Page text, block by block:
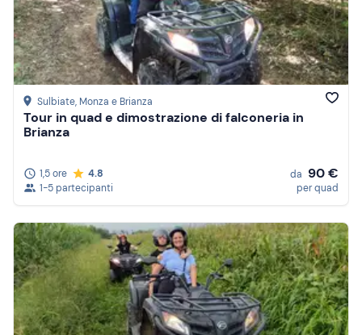
Sulbiate, Monza e Brianza
Tour in quad e dimostrazione di falconeria in
Brianza
1,5 ore
4.8
1-5 partecipanti
da 90 €
per quad